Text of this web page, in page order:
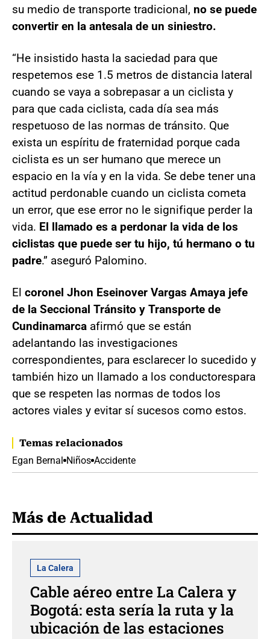
su medio de transporte tradicional, no se puede
convertir en la antesala de un siniestro.
“He insistido hasta la saciedad para que
respetemos ese 1.5 metros de distancia lateral
cuando se vaya a sobrepasar a un ciclista y
para que cada ciclista, cada día sea más
respetuoso de las normas de tránsito. Que
exista un espíritu de fraternidad porque cada
ciclista es un ser humano que merece un
espacio en la vía y en la vida. Se debe tener una
actitud perdonable cuando un ciclista cometa
un error, que ese error no le signifique perder la
vida. El llamado es a perdonar la vida de los
ciclistas que puede ser tu hijo, tú hermano o tu
padre.” aseguró Palomino.
El coronel Jhon Eseinover Vargas Amaya jefe
de la Seccional Tránsito y Transporte de
Cundinamarca afirmó que se están
adelantando las investigaciones
correspondientes, para esclarecer lo sucedido y
también hizo un llamado a los conductorespara
que se respeten las normas de todos los
actores viales y evitar sí sucesos como estos.
Temas relacionados
Egan Bernal Niños Accidente
Más de Actualidad
La Calera
Cable aéreo entre La Calera y
Bogotá: esta sería la ruta y la
ubicación de las estaciones